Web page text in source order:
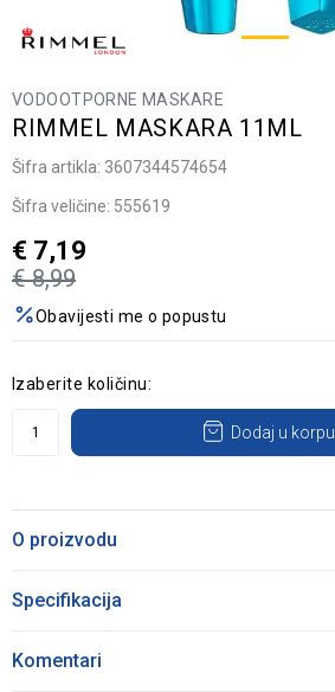
VODOOTPORNE MASKARE
RIMMEL MASKARA 11ML
Šifra artikla: 3607344574654
Šifra veličine: 555619
€ 8,99
€ 7,19
Obavijesti me o popustu
Izaberite količinu:
Dodaj u korpu
O proizvodu
Specifikacija
Komentari